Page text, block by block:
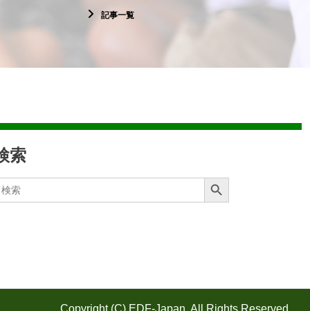
記事一覧
索
Search Button